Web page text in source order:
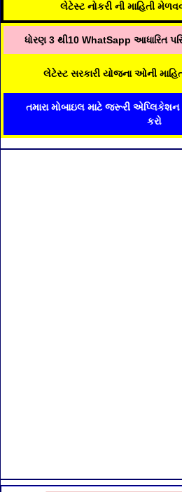
લેટેસ્ટ નોકરી ની માહિતી
ધોરણ 3 થી10 WhatSapp આધારિત
લેટેસ્ટ સરકારી યોજના ઓની
તમારા મોબાઇલ માટે જરૂરી
કરો